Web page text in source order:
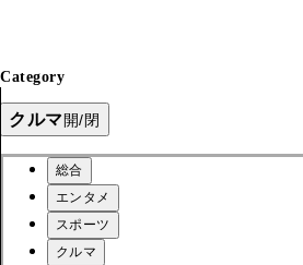
Category
クルマ開/閉
総合
エンタメ
スポーツ
クルマ